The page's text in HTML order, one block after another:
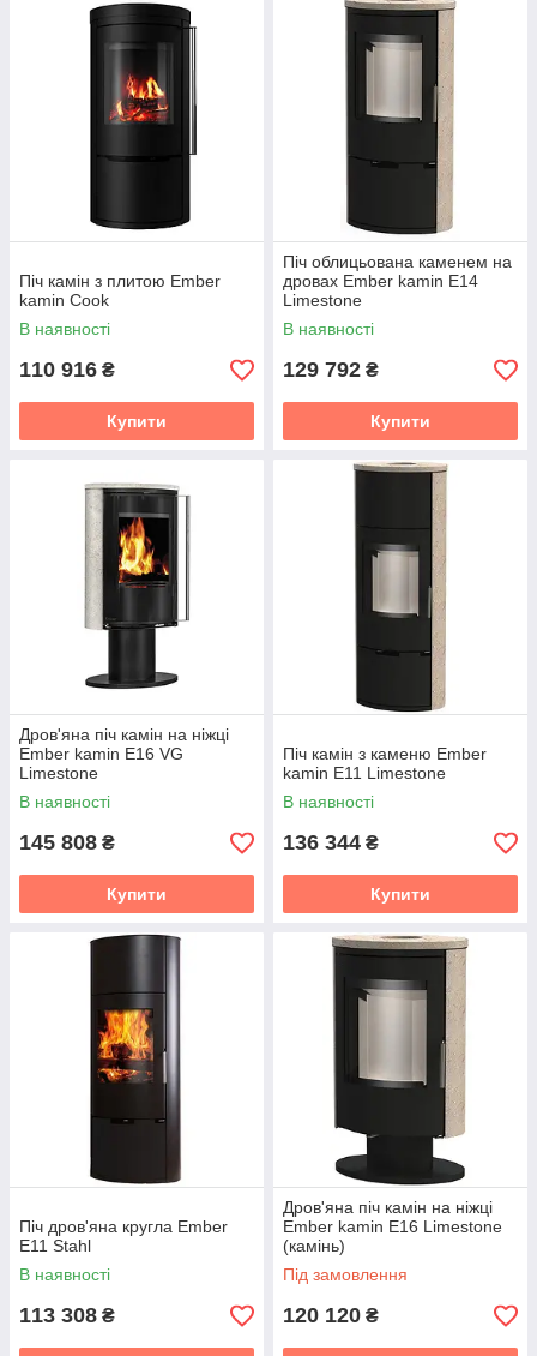
Піч камін з плитою Ember
kamin Cook
В наявності
110 916 ₴
Купити
Піч облицьована каменем на
дровах Ember kamin E14
Limestone
В наявності
129 792 ₴
Купити
Дров'яна піч камін на ніжці
Ember kamin E16 VG
Limestone
В наявності
145 808 ₴
Купити
Піч камін з каменю Ember
kamin E11 Limestone
В наявності
136 344 ₴
Купити
Піч дров'яна кругла Ember
E11 Stahl
В наявності
113 308 ₴
Дров'яна піч камін на ніжці
Ember kamin E16 Limestone
(камінь)
Під замовлення
120 120 ₴